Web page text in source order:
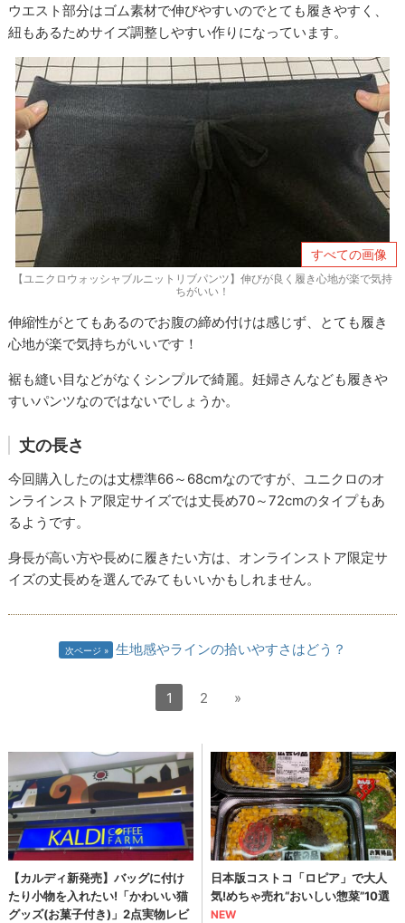
ウエスト部分はゴム素材で伸びやすいのでとても履きやすく、
紐もあるためサイズ調整しやすい作りになっています。
すべての画像
【ユニクロウォッシャブルニットリブパンツ】伸びが良く履き心地が楽で気持
ちがいい！
伸縮性がとてもあるのでお腹の締め付けは感じず、とても履き
心地が楽で気持ちがいいです！
裾も縫い目などがなくシンプルで綺麗。妊婦さんなども履きや
すいパンツなのではないでしょうか。
丈の長さ
今回購入したのは丈標準66～68cmなのですが、ユニクロのオ
ンラインストア限定サイズでは丈長め70～72cmのタイプもあ
るようです。
身長が高い方や長めに履きたい方は、オンラインストア限定サ
イズの丈長めを選んでみてもいいかもしれません。
次ページ 生地感やラインの拾いやすさはどう？
1 2 »